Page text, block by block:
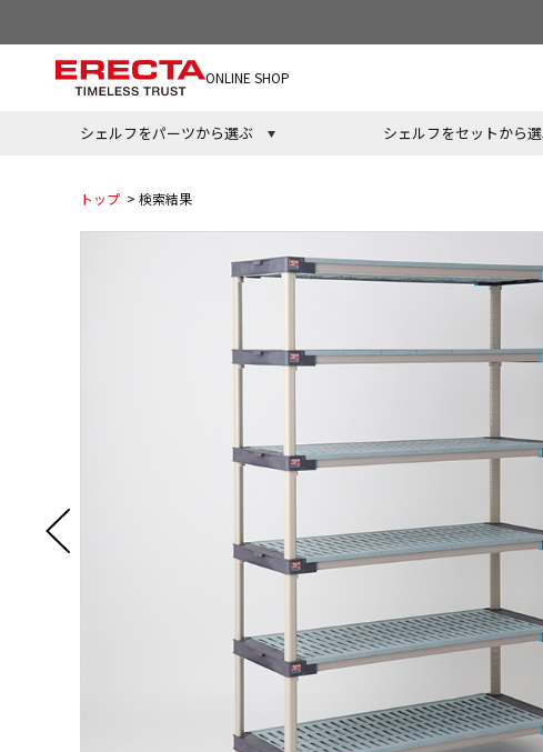
ONLINE SHOP
シェルフをパーツから選ぶ シェルフをセットから
トップ > 検索結果